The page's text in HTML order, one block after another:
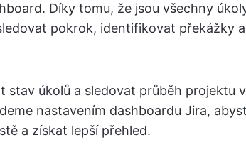
Díky tomu, že jsou všechny
pokrok, identifikovat překážky a
stav úkolů a sledovat průběh projektu v
nastavením dashboardu Jira,
a získat lepší přehled.